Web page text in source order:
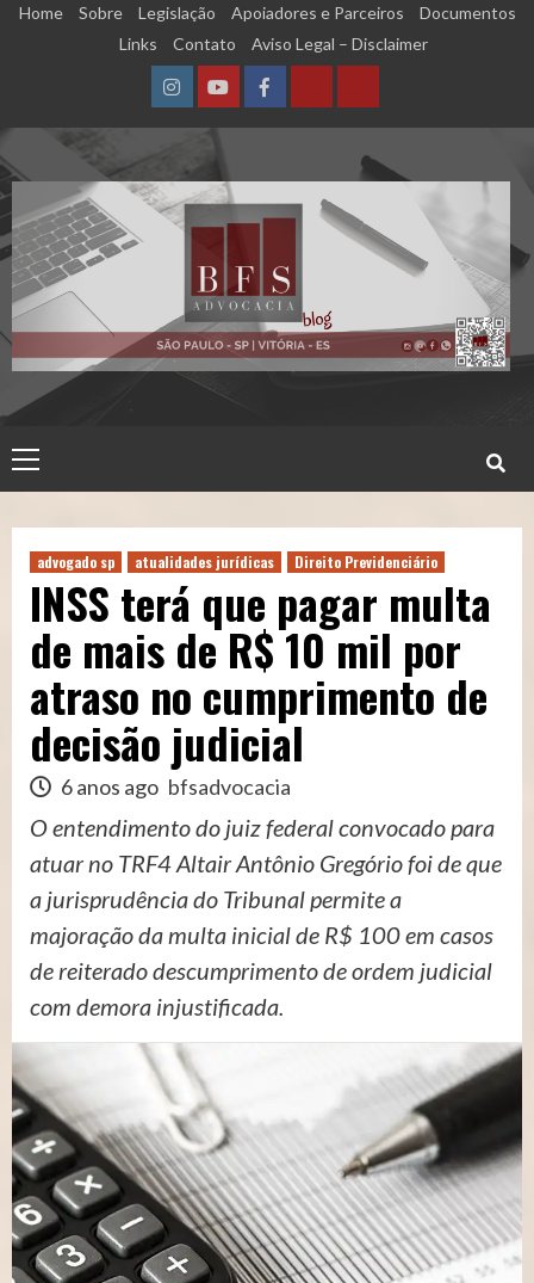
SkipHome Sobre Legislação Apoiadores e Parceiros
Documentos
Links
Contato Aviso Legal – Disclaimer
InstagramYouTubeFacebookCalculadora
Qualidade
de
Segurado
(INSS)
Calculadora
Tempo
de
Contribuição
Menu
advogado sp atualidades jurídicas Direito Previdenciário
INSS terá que pagar multa
de mais de R$ 10 mil por
atraso no cumprimento de
decisão judicial
6 anos ago bfsadvocacia
O entendimento do juiz federal convocado para
atuar no TRF4 Altair Antônio Gregório foi de que
a jurisprudência do Tribunal permite a
majoração da multa inicial de R$ 100 em casos
de reiterado descumprimento de ordem judicial
com demora injustificada.